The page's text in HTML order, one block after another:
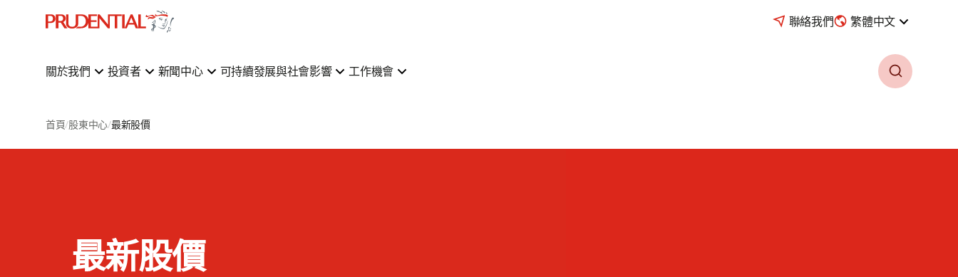
聯絡我們 繁體中文
關於我們 投資者 新聞中心 可持續發展與社會影響 工作機會
首頁 股東中心 最新股價
最新股價